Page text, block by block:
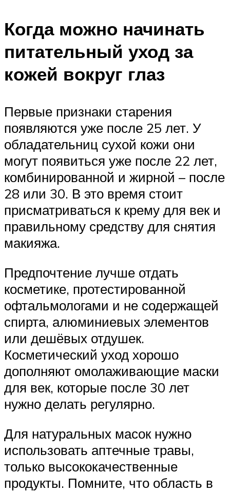
Когда можно начинать
питательный уход за
кожей вокруг глаз
Первые признаки старения
появляются уже после 25 лет. У
обладательниц сухой кожи они
могут появиться уже после 22 лет,
комбинированной и жирной – после
28 или 30. В это время стоит
присматриваться к крему для век и
правильному средству для снятия
макияжа.
Предпочтение лучше отдать
косметике, протестированной
офтальмологами и не содержащей
спирта, алюминиевых элементов
или дешёвых отдушек.
Косметический уход хорошо
дополняют омолаживающие маски
для век, которые после 30 лет
нужно делать регулярно.
Для натуральных масок нужно
использовать аптечные травы,
только высококачественные
продукты. Помните, что область в